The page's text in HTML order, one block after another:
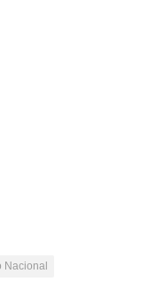
Nacional